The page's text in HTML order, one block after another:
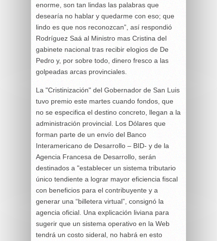
enorme, son tan lindas las palabras que
desearía no hablar y quedarme con eso; que
lindo es que nos reconozcan”, así respondió
Rodríguez Saá al Ministro mas Cristina del
gabinete nacional tras recibir elogios de De
Pedro y, por sobre todo, dinero fresco a las
golpeadas arcas provinciales.
La "Cristinización" del Gobernador de San Luis
tuvo premio este martes cuando fondos, que
no se especifica el destino concreto, llegan a la
administración provincial. Los Dólares que
forman parte de un envío del Banco
Interamericano de Desarrollo – BID- y de la
Agencia Francesa de Desarrollo, serán
destinados a "establecer un sistema tributario
único tendiente a lograr mayor eficiencia fiscal
con beneficios para el contribuyente y a
generar una “billetera virtual”, consignó la
agencia oficial. Una explicación liviana para
sugerir que un sistema operativo en la Web
tendrá un costo sideral, no habrá en esto